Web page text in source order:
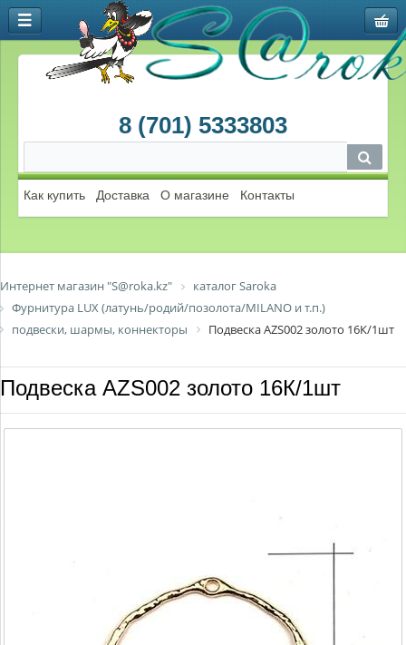
8 (701) 5333803
Как купить Доставка О магазине Контакты
Интернет магазин "S@roka.kz"
каталог Saroka
Фурнитура LUX (латунь/родий/позолота/MILANO и т.п.)
подвески, шармы, коннекторы
Подвеска AZS002 золото 16К/1шт
Подвеска AZS002 золото 16К/1шт